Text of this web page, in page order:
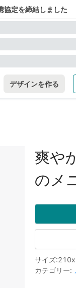
協定を締結しました
デザインを作る
爽や
のメ
サイズ:210x
カテゴリー: